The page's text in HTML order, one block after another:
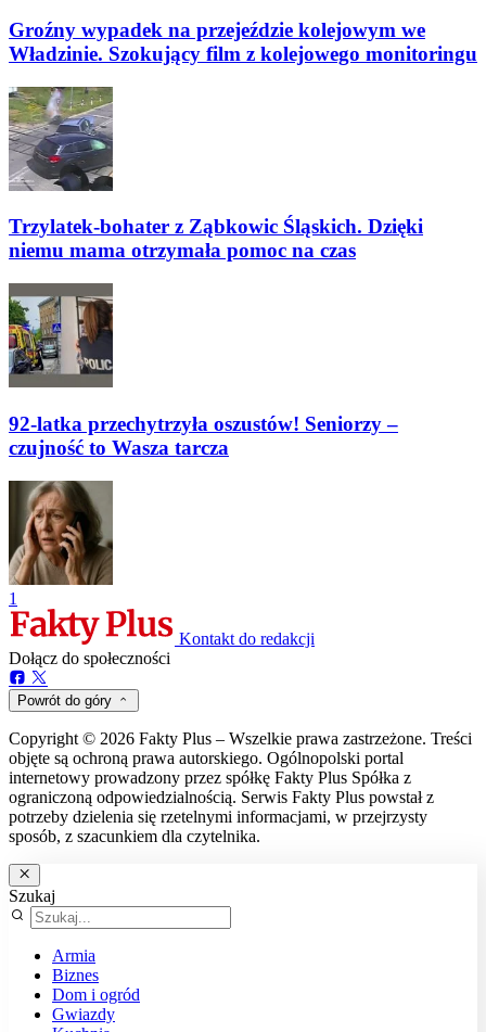
Groźny wypadek na przejeździe kolejowym we
Władzinie. Szokujący film z kolejowego monitoringu
Trzylatek-bohater z Ząbkowic Śląskich. Dzięki
niemu mama otrzymała pomoc na czas
92-latka przechytrzyła oszustów! Seniorzy –
czujność to Wasza tarcza
1
Kontakt do redakcji
Dołącz do społeczności
Powrót do góry
Copyright © 2026 Fakty Plus – Wszelkie prawa zastrzeżone. Treści
objęte są ochroną prawa autorskiego. Ogólnopolski portal
internetowy prowadzony przez spółkę Fakty Plus Spółka z
ograniczoną odpowiedzialnością. Serwis Fakty Plus powstał z
potrzeby dzielenia się rzetelnymi informacjami, w przejrzysty
sposób, z szacunkiem dla czytelnika.
Szukaj
Armia
Biznes
Dom i ogród
Gwiazdy